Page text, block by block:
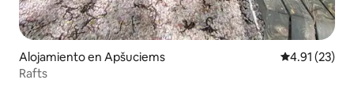
Alojamiento en Apšuciems Calificación
4.91 (23)
Rafts